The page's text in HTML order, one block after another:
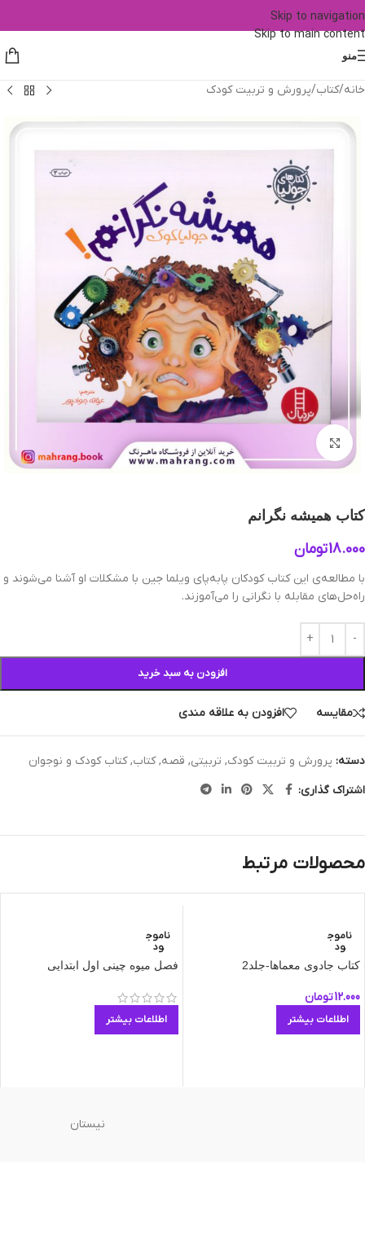
Skip to navigation
Skip to main content
منو
خانه/کتاب/پرورش و تربیت کودک
بزرگنمایی تصویر
کتاب همیشه نگرانم
18.000تومان
با مطالعه‌ی این کتاب کودکان پابه‌پای ویلما جین با مشکلات او آشنا می‌شوند و
راه‌حل‌های مقابله با نگرانی را می‌آموزند.
افزودن به سبد خرید
مقایسه افزودن به علاقه مندی
دسته: پرورش و تربیت کودک, تربیتی, قصه, کتاب, کتاب کودک و نوجوان
اشتراک گذاری:
محصولات مرتبط
ناموج
ود
کتاب جادوی معماها-جلد2
12.000تومان
اطلاعات بیشتر
ناموج
ود
فصل میوه چینی اول ابتدایی
اطلاعات بیشتر
نیستان